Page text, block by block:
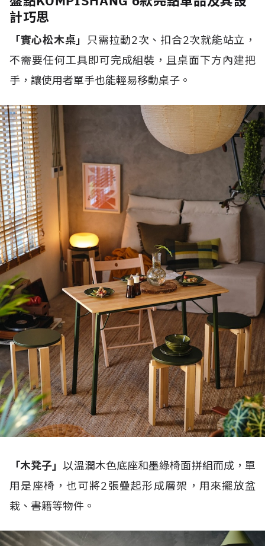
計巧思
「實心松木桌」 只需拉動2次、扣合2次就能站立，
不需要任何工具即可完成組裝，且桌面下方內建把
手，讓使用者單手也能輕易移動桌子。
「木凳子」以溫潤木色底座和墨綠椅面拼組而成，單
用是座椅，也可將2張疊起形成層架，用來擺放盆
栽、書籍等物件。